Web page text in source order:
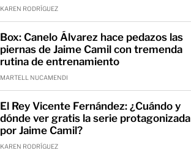
KAREN RODRÍGUEZ
Box: Canelo Álvarez hace pedazos las
piernas de Jaime Camil con tremenda
rutina de entrenamiento
MARTELL NUCAMENDI
El Rey Vicente Fernández: ¿Cuándo y
dónde ver gratis la serie protagonizada
por Jaime Camil?
KAREN RODRÍGUEZ